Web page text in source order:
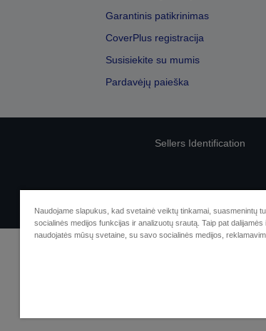
Garantinis patikrinimas
CoverPlus registracija
Susisiekite su mumis
Pardavėjų paieška
Sellers Identification
Naudojame slapukus, kad svetainė veiktų tinkamai, suasmenintų
socialinės medijos funkcijas ir analizuotų srautą. Taip pat dalijamės
naudojatės mūsų svetaine, su savo socialinės medijos,